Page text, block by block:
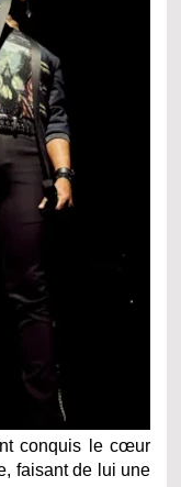
conquis le cœur
faisant de lui une